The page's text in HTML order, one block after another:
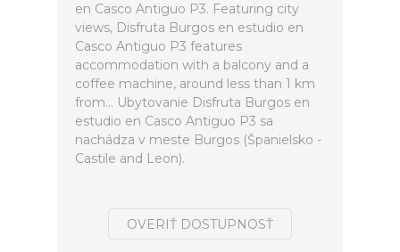
en Casco Antiguo P3. Featuring city
views, Disfruta Burgos en estudio en
Casco Antiguo P3 features
accommodation with a balcony and a
coffee machine, around less than 1 km
from... Ubytovanie Disfruta Burgos en
estudio en Casco Antiguo P3 sa
nachádza v meste Burgos (Španielsko -
Castile and Leon).
OVERIŤ DOSTUPNOSŤ